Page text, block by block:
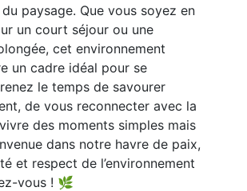
paysage. Que vous soyez en
un court séjour ou une
cet environnement
un cadre idéal pour se
le temps de savourer
de vous reconnecter avec la
des moments simples mais
dans notre havre de paix,
et respect de l’environnement
vous ! 🌿